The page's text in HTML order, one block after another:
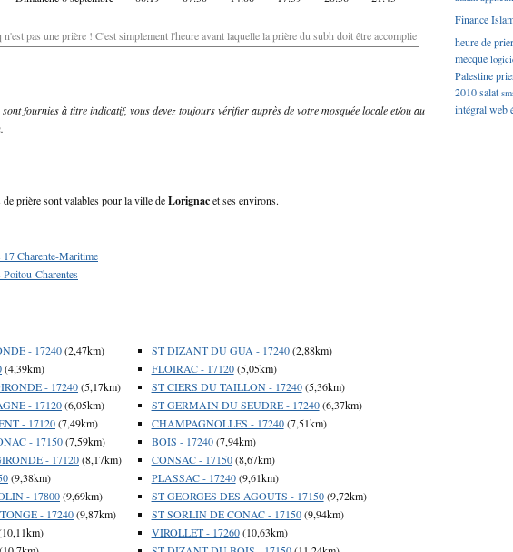
pas une prière ! C'est simplement l'heure avant laquelle la prière du subh doit être accomplie
sont fournies à titre indicatif, vous devez toujours vérifier auprès de votre mosquée locale et/ou au
prière sont valables pour la ville deLorignacet ses environs.
17 Charente-Maritime
Charentes
- 17240(2,47km)
(4,39km)
- 17240(5,17km)
- 17120(6,05km)
- 17120(7,49km)
- 17150(7,59km)
- 17120(8,17km)
(9,38km)
- 17800(9,69km)
- 17240(9,87km)
ST DIZANT DU GUA - 17240(2,88km)
FLOIRAC - 17120(5,05km)
ST CIERS DU TAILLON - 17240(5,36km)
ST GERMAIN DU SEUDRE - 17240(6,37km)
CHAMPAGNOLLES - 17240(7,51km)
BOIS - 17240(7,94km)
CONSAC - 17150(8,67km)
PLASSAC - 17240(9,61km)
ST GEORGES DES AGOUTS - 17150(9,72km)
ST SORLIN DE CONAC - 17150(9,94km)
VIROLLET - 17260(10,63km)
Finance
heure de
mecque
Palestine
2010salat
intégralweb